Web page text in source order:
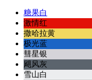
糖果白
激情红
撒哈拉黄
极光蓝
彗星银
飓风灰
雪山白